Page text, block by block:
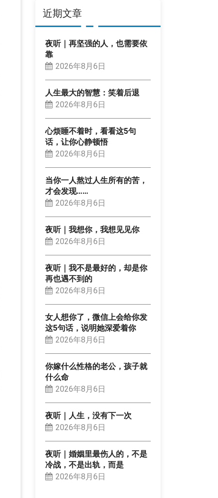
近期文章
夜听｜再坚强的人，也需要依
靠
2026年8月6日
人生最大的智慧：笑着后退
2026年8月6日
心烦睡不着时，看看这5句
话，让你心静顿悟
2026年8月6日
当你一人熬过人生所有的苦，
才会发现……
2026年8月6日
夜听｜我想你，我想见见你
2026年8月6日
夜听｜我不是最好的，却是你
再也遇不到的
2026年8月6日
女人想你了，微信上会给你发
这5句话，说明她深爱着你
2026年8月6日
你嫁什么性格的老公，孩子就
什么命
2026年8月6日
夜听｜人生，没有下一次
2026年8月6日
夜听｜婚姻里最伤人的，不是
冷战，不是出轨，而是
2026年8月6日